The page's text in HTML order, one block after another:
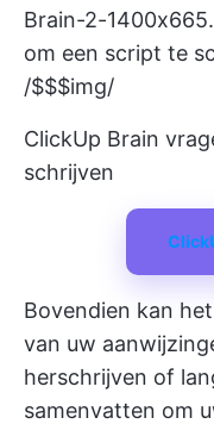
Brain-2-
om een script te
/$$$img/
ClickUp Brain
schrijven
Bovendien kan
van uw
herschrijven of
samenvatten om